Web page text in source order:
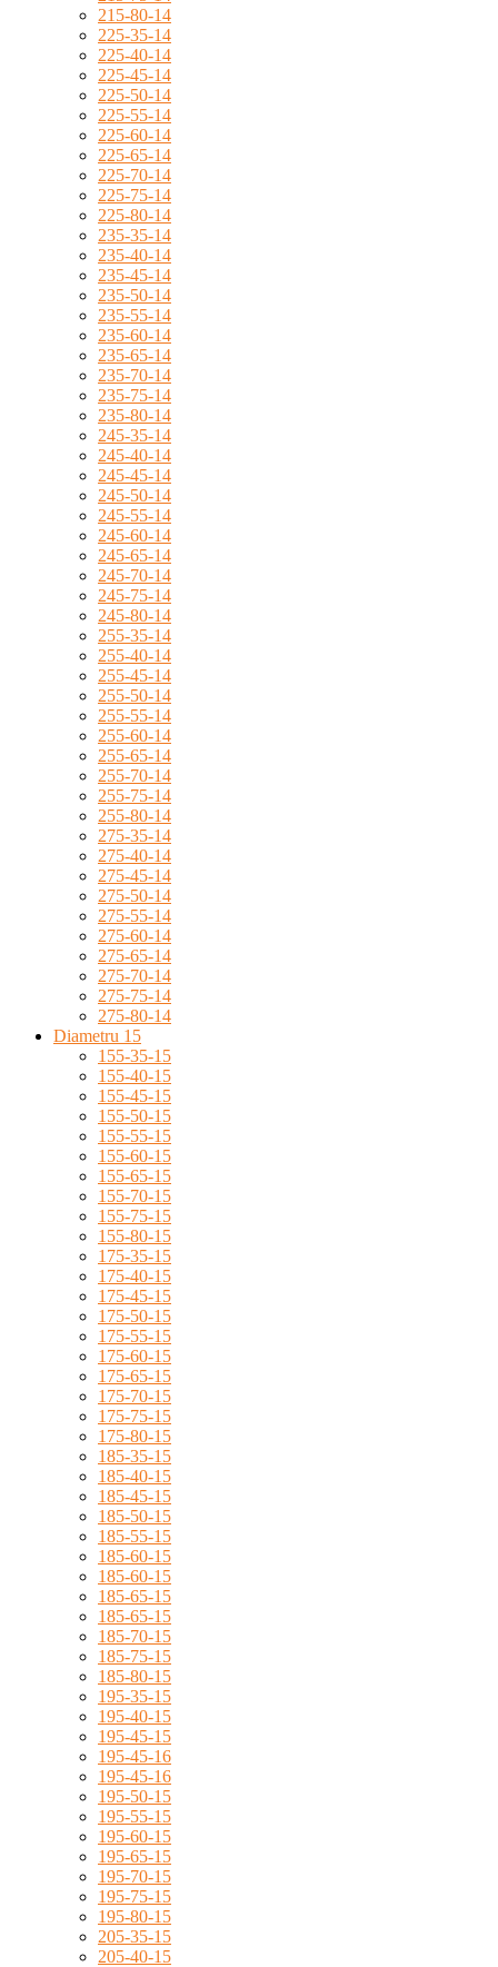
215-80-14
225-35-14
225-40-14
225-45-14
225-50-14
225-55-14
225-60-14
225-65-14
225-70-14
225-75-14
225-80-14
235-35-14
235-40-14
235-45-14
235-50-14
235-55-14
235-60-14
235-65-14
235-70-14
235-75-14
235-80-14
245-35-14
245-40-14
245-45-14
245-50-14
245-55-14
245-60-14
245-65-14
245-70-14
245-75-14
245-80-14
255-35-14
255-40-14
255-45-14
255-50-14
255-55-14
255-60-14
255-65-14
255-70-14
255-75-14
255-80-14
275-35-14
275-40-14
275-45-14
275-50-14
275-55-14
275-60-14
275-65-14
275-70-14
275-75-14
275-80-14
Diametru 15
155-35-15
155-40-15
155-45-15
155-50-15
155-55-15
155-60-15
155-65-15
155-70-15
155-75-15
155-80-15
175-35-15
175-40-15
175-45-15
175-50-15
175-55-15
175-60-15
175-65-15
175-70-15
175-75-15
175-80-15
185-35-15
185-40-15
185-45-15
185-50-15
185-55-15
185-60-15
185-60-15
185-65-15
185-65-15
185-70-15
185-75-15
185-80-15
195-35-15
195-40-15
195-45-15
195-45-16
195-45-16
195-50-15
195-55-15
195-60-15
195-65-15
195-70-15
195-75-15
195-80-15
205-35-15
205-40-15